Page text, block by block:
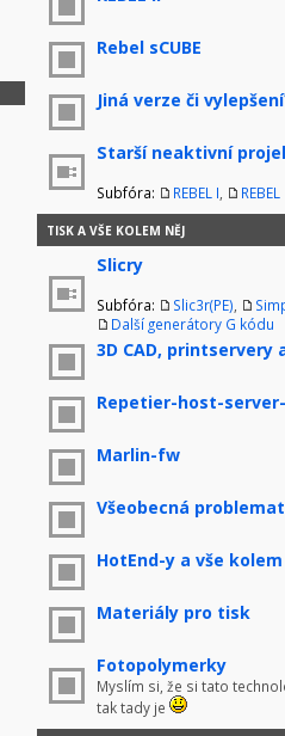
Rebel sCUBE
Jiná verze či
Starší neaktivní
Subfóra: REBEL I REBEL
TISK A VŠE KOLEM NĚJ
Slicry
Subfóra: Slic3r(PE)
Další generátory G kódu
3D CAD, printservery
Repetier-host-
Marlin-fw
Všeobecná
HotEnd-y a vše kolem
Materiály pro tisk
Fotopolymerky
Myslím si, že si tato
tak tady je